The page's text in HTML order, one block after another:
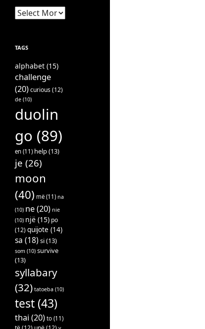
Archives
TAGS
alphabet (15)
challenge
(20)curious(12)
de (10)
duolin
go (89)
en (11) help(13)
je (26)
moon
(40) më (11) na
(10) ne(20) nie
(10) një (15) po
(12)quijote (14)
sa (18) si(13)
som (10) survive
(13)
syllabary
(32) tatoeba (10)
test (43)
thai (20) to (11)